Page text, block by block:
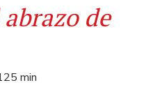
de
min